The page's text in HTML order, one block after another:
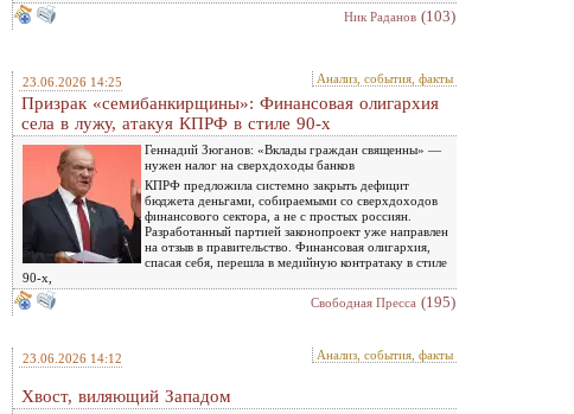
Ник Раданов (103)
23.06.2026 14:25 Анализ, события, факты
Призрак «семибанкирщины»: Финансовая олигархия
села в лужу, атакуя КПРФ в стиле 90-х
Геннадий Зюганов: «Вклады граждан священны» —
нужен налог на сверхдоходы банков
КПРФ предложила системно закрыть дефицит
бюджета деньгами, собираемыми со сверхдоходов
финансового сектора, а не с простых россиян.
Разработанный партией законопроект уже направлен
на отзыв в правительство. Финансовая олигархия,
спасая себя, перешла в медийную контратаку в стиле
90-х,
Свободная Пресса (195)
23.06.2026 14:12 Анализ, события, факты
Хвост, виляющий Западом